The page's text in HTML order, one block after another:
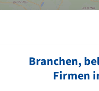
Branchen,
Firmen